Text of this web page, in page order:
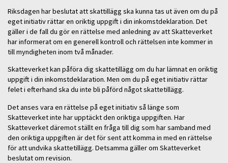
Riksdagen har beslutat att skattillägg ska kunna tas ut även om du på
eget initiativ rättar en oriktig uppgift i din inkomstdeklaration. Det
gäller i de fall du gör en rättelse med anledning av att Skatteverket
har informerat om en generell kontroll och rättelsen inte kommer in
till myndigheten inom två månader.
Skatteverket kan påföra dig skattetillägg om du har lämnat en oriktig
uppgift i din inkomstdeklaration. Men om du på eget initiativ rättar
felet i efterhand ska du inte bli påförd något skattetillägg.
Det anses vara en rättelse på eget initiativ så länge som
Skatteverket inte har upptäckt den oriktiga uppgiften. Har
Skatteverket däremot ställt en fråga till dig som har samband med
den oriktiga uppgiften är det för sent att komma in med en rättelse
för att undvika skattetillägg. Detsamma gäller om Skatteverket
beslutat om revision.